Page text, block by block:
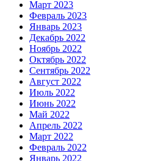
Март 2023
Февраль 2023
Январь 2023
Декабрь 2022
Ноябрь 2022
Октябрь 2022
Сентябрь 2022
Август 2022
Июль 2022
Июнь 2022
Май 2022
Апрель 2022
Март 2022
Февраль 2022
Январь 2022